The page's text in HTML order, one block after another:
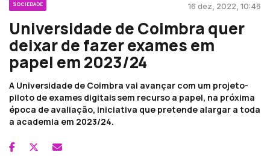
SOCIEDADE 16 dez, 2022, 10:46
Universidade de Coimbra quer
deixar de fazer exames em
papel em 2023/24
A Universidade de Coimbra vai avançar com um projeto-
piloto de exames digitais sem recurso a papel, na próxima
época de avaliação, iniciativa que pretende alargar a toda
a academia em 2023/24.